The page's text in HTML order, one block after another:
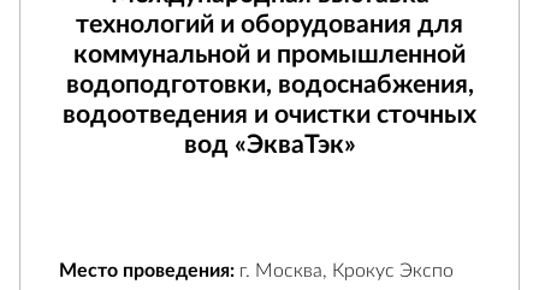
технологий и оборудования для
коммунальной и промышленной
водоподготовки, водоснабжения,
водоотведения и очистки сточных
вод «ЭкваТэк»
Место проведения: г. Москва, Крокус Экспо